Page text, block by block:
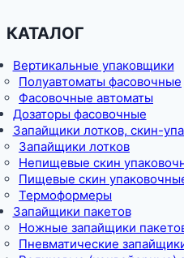
КАТАЛОГ
Вертикальные упаковщики
Полуавтоматы фасовочные
Фасовочные автоматы
Дозаторы фасовочные
Запайщики лотков, скин-
Запайщики лотков
Непищевые скин
Пищевые скин
Термоформеры
Запайщики пакетов
Ножные запайщики
Пневматические